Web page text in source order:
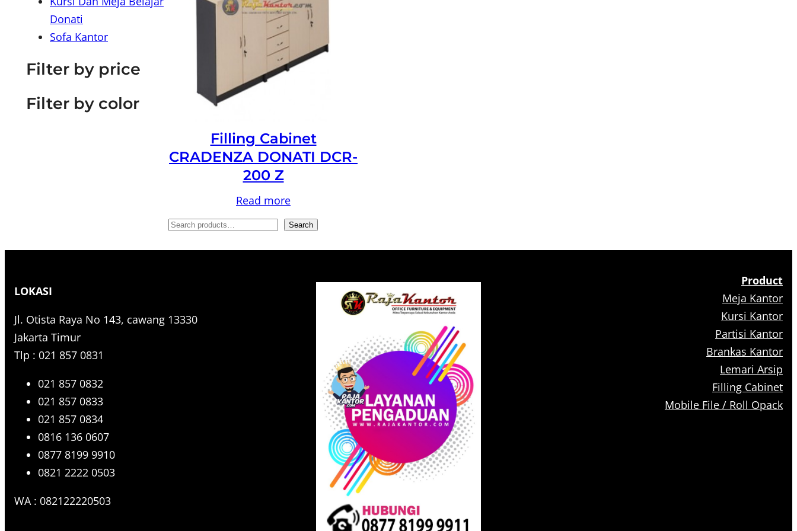
Donati
Sofa Kantor
Filter by price
Filter by color
Filling Cabinet
CRADENZA DONATI DCR-
200 Z
Read more
S
h
Search
LOKASI
Jl. Otista Raya No 143, cawang 13330
Jakarta Timur
Tlp : 021 857 0831
021 857 0832
021 857 0833
021 857 0834
0816 136 0607
0877 8199 9910
0821 2222 0503
WA : 082122220503
Product
Meja Kantor
Kursi Kantor
Partisi Kantor
Brankas Kantor
Lemari Arsip
Filling Cabinet
Mobile File / Roll Opack